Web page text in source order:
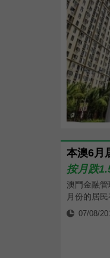
本澳6月
按月跌
澳門金融
月份的居
07/08/